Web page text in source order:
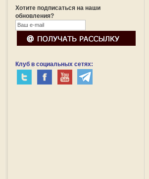
Хотите подписаться на наши
обновления?
Клуб в социальных сетях: